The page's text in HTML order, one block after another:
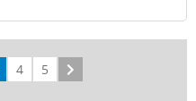
4 5